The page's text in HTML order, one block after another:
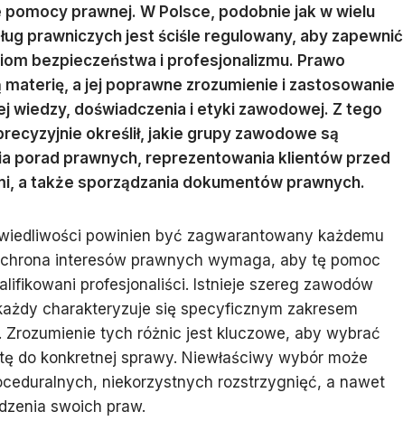
prawnej. W Polsce, podobnie jak w wielu
prawniczych jest ściśle regulowany, aby zapewnić
bezpieczeństwa i profesjonalizmu. Prawo
a jej poprawne zrozumienie i zastosowanie
wiedzy, doświadczenia i etyki zawodowej. Z tego
określił, jakie grupy zawodowe są
porad prawnych, reprezentowania klientów przed
a także sporządzania dokumentów prawnych.
powinien być zagwarantowany każdemu
interesów prawnych wymaga, aby tę pomoc
profesjonaliści. Istnieje szereg zawodów
charakteryzuje się specyficznym zakresem
Zrozumienie tych różnic jest kluczowe, aby wybrać
do konkretnej sprawy. Niewłaściwy wybór może
niekorzystnych rozstrzygnięć, a nawet
swoich praw.